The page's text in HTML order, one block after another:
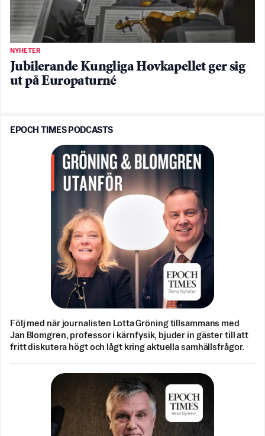
NYHETER
Jubilerande Kungliga Hovkapellet ger sig
ut på Europaturné
EPOCH TIMES PODCASTS
Följ med när journalisten Lotta Gröning tillsammans med
Jan Blomgren, professor i kärnfysik, bjuder in gäster till att
fritt diskutera högt och lågt kring aktuella samhällsfrågor.